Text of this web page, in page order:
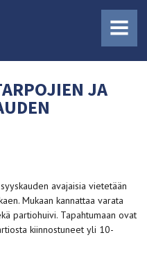
MENU
JA
avajaisia vietetään
Mukaan kannattaa varata
partiohuivi. Tapahtumaan ovat
kiinnostuneet yli 10-